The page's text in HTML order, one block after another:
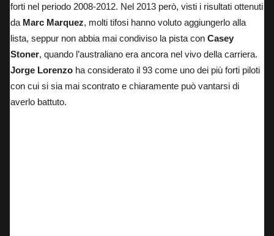
forti nel periodo 2008-2012. Nel 2013 però, visti i risultati ottenuti
da Marc Marquez, molti tifosi hanno voluto aggiungerlo alla
lista, seppur non abbia mai condiviso la pista con Casey
Stoner, quando l’australiano era ancora nel vivo della carriera.
Jorge Lorenzo ha considerato il 93 come uno dei più forti piloti
con cui si sia mai scontrato e chiaramente può vantarsi di
averlo battuto.